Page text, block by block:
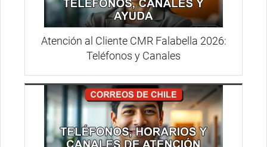
Atención al Cliente CMR Falabella 2026:
Teléfonos y Canales